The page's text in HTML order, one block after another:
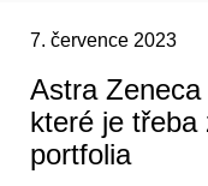
7. července 2023
Astra
které je třeba
portfolia